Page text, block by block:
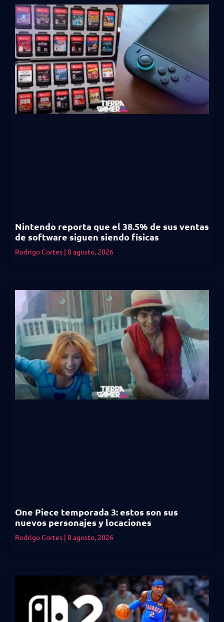
Nintendo reporta que el 38.5% de sus ventas
de software siguen siendo físicas
Rodrigo Cortes 8 agosto, 2026
One Piece temporada 3: estos son sus
nuevos personajes y locaciones
Rodrigo Cortes 8 agosto, 2026